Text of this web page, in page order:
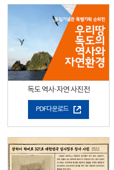
독도 역사·자연 사진전
PDF다운로드